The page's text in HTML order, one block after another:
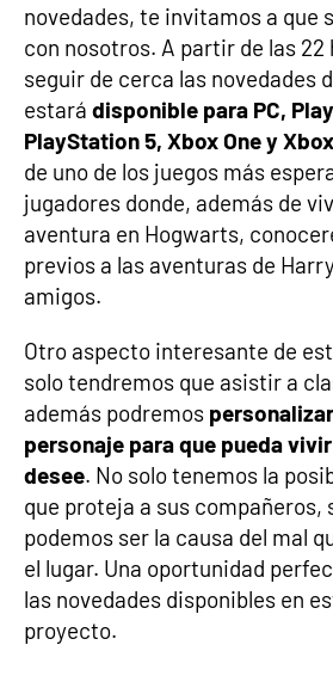
novedades, te invitamos a que
con nosotros. A partir de las 22
seguir de cerca las novedades
estará disponible para PC,
PlayStation 5, Xbox One y
de uno de los juegos más
jugadores donde, además de
aventura en Hogwarts,
previos a las aventuras de
amigos.
Otro aspecto interesante de
solo tendremos que asistir a
además podremos
personaje para que pueda
desee. No solo tenemos la
que proteja a sus compañeros,
podemos ser la causa del mal
el lugar. Una oportunidad
las novedades disponibles en
proyecto.